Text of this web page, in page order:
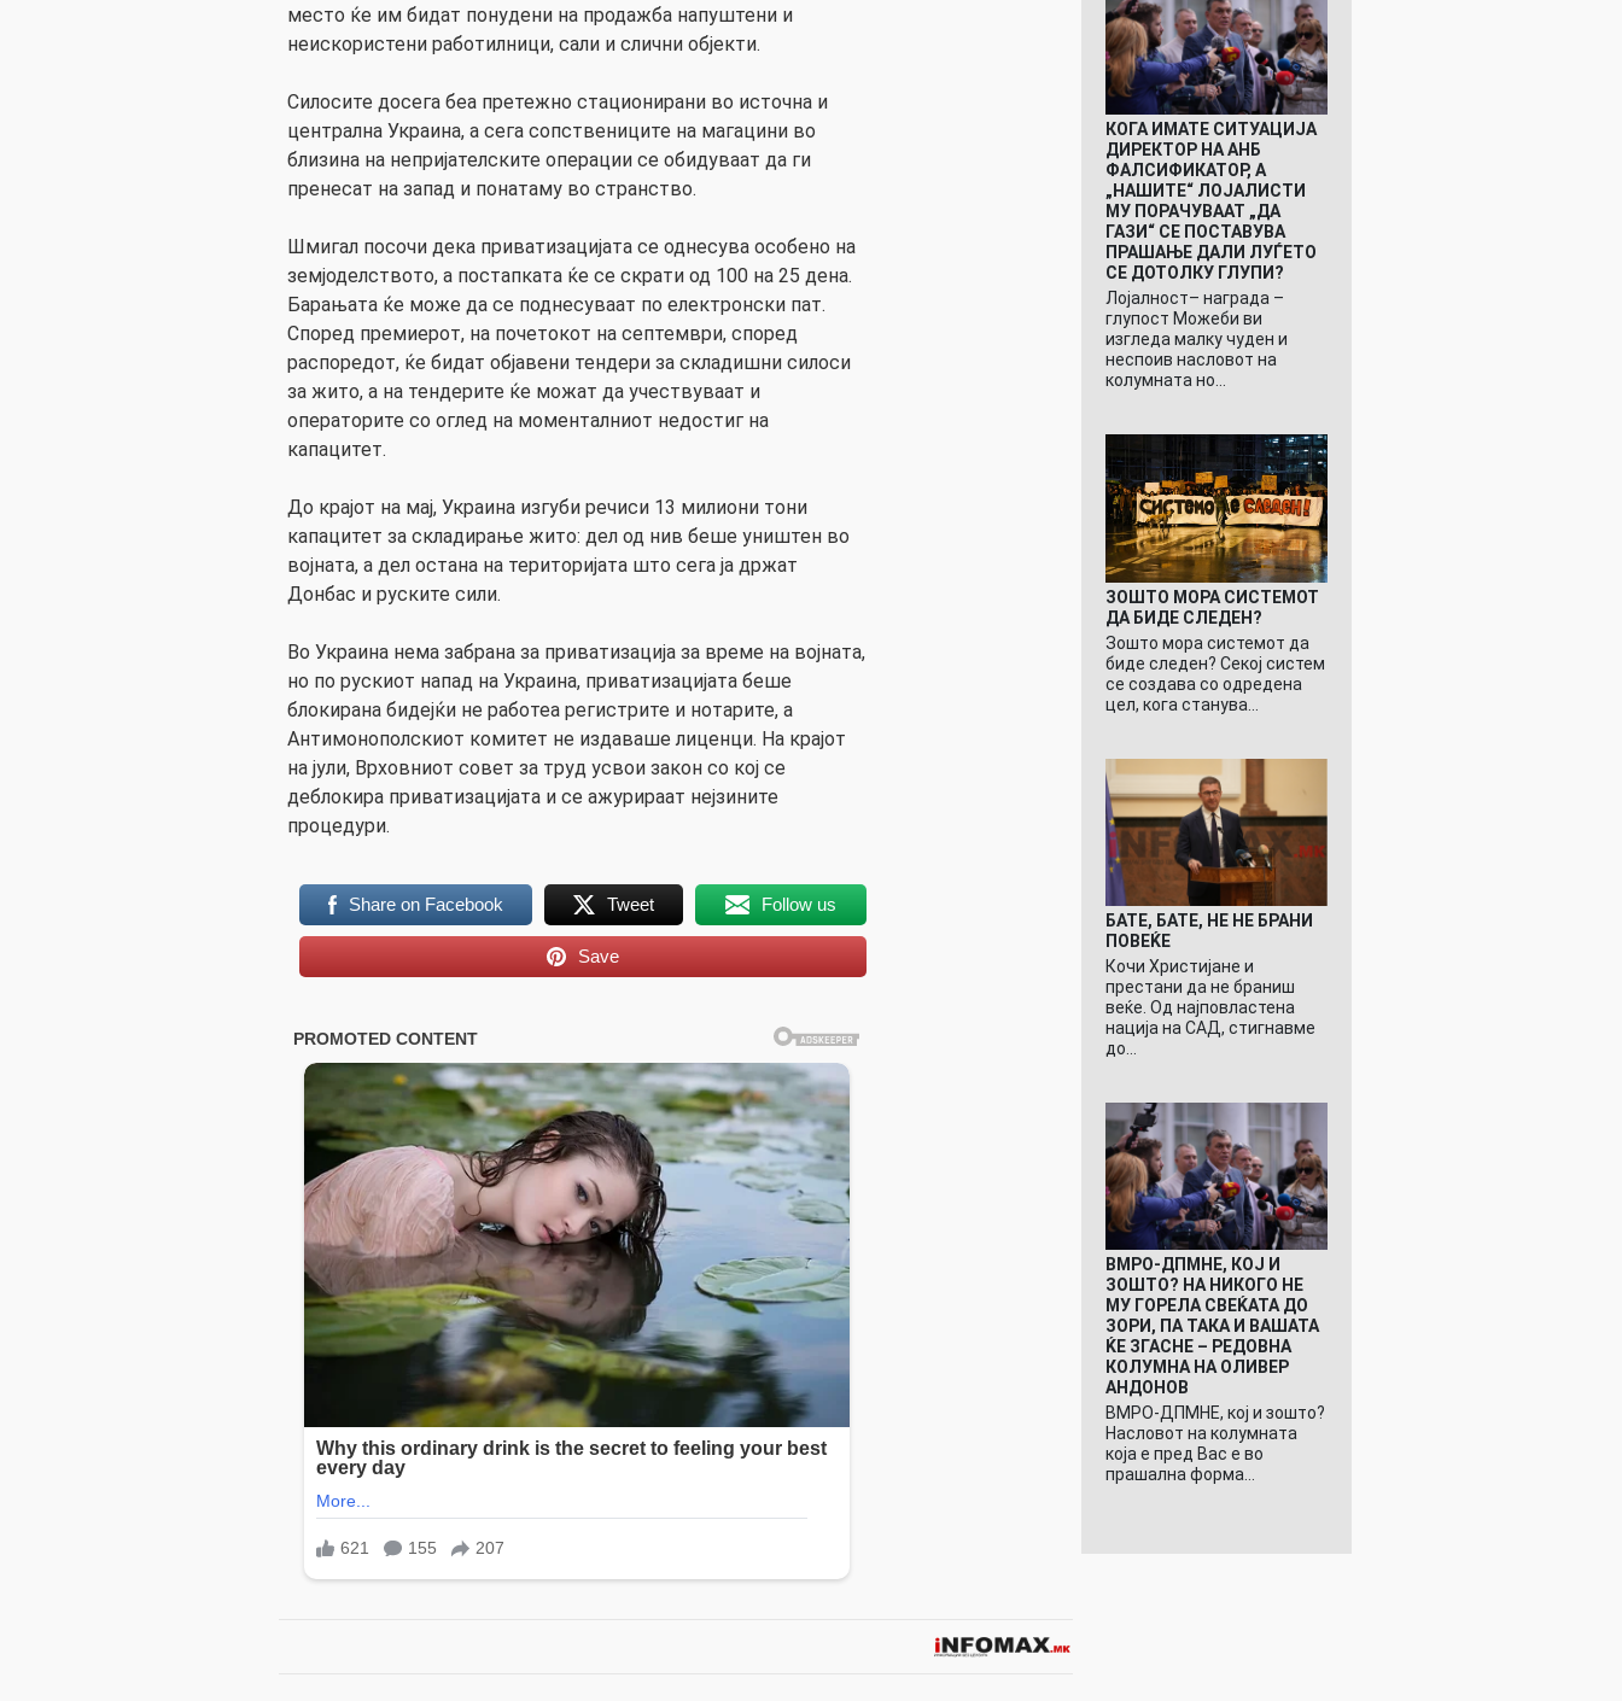
место ќе им бидат понудени на продажба напуштени и
неискористени работилници, сали и слични објекти.
Силосите досега беа претежно стационирани во источна и
централна Украина, а сега сопствениците на магацини во
близина на непријателските операции се обидуваат да ги
пренесат на запад и понатаму во странство.
Шмигал посочи дека приватизацијата се однесува особено на
земјоделството, а постапката ќе се скрати од 100 на 25 дена.
Барањата ќе може да се поднесуваат по електронски пат.
Според премиерот, на почетокот на септември, според
распоредот, ќе бидат објавени тендери за складишни силоси
за жито, а на тендерите ќе можат да учествуваат и
операторите со оглед на моменталниот недостиг на
капацитет.
До крајот на мај, Украина изгуби речиси 13 милиони тони
капацитет за складирање жито: дел од нив беше уништен во
војната, а дел остана на територијата што сега ја држат
Донбас и руските сили.
Во Украина нема забрана за приватизација за време на војната,
но по рускиот напад на Украина, приватизацијата беше
блокирана бидејќи не работеа регистрите и нотарите, а
Антимонополскиот комитет не издаваше лиценци. На крајот
на јули, Врховниот совет за труд усвои закон со кој се
деблокира приватизацијата и се ажурираат нејзините
процедури.
Share on Facebook Tweet Follow us
Save
КОГА ИМАТЕ СИТУАЦИЈА
ДИРЕКТОР НА АНБ
ФАЛСИФИКАТОР, А
„НАШИТЕ“ ЛОЈАЛИСТИ
МУ ПОРАЧУВААТ „ДА
ГАЗИ“ СЕ ПОСТАВУВА
ПРАШАЊЕ ДАЛИ ЛУЃЕТО
СЕ ДОТОЛКУ ГЛУПИ?
Лојалност– награда –
глупост Можеби ви
изгледа малку чуден и
неспоив насловот на
колумната но…
ЗОШТО МОРА СИСТЕМОТ
ДА БИДЕ СЛЕДЕН?
Зошто мора системот да
биде следен? Секој систем
се создава со одредена
цел, кога станува…
БАТЕ, БАТЕ, НЕ НЕ БРАНИ
ПОВЕЌЕ
Кочи Христијане и
престани да не браниш
веќе. Од најповластена
нација на САД, стигнавме
до…
ВМРО-ДПМНЕ, КОЈ И
ЗОШТО? НА НИКОГО НЕ
МУ ГОРЕЛА СВЕЌАТА ДО
ЗОРИ, ПА ТАКА И ВАШАТА
ЌЕ ЗГАСНЕ – РЕДОВНА
КОЛУМНА НА ОЛИВЕР
АНДОНОВ
ВМРО-ДПМНЕ, кој и зошто?
Насловот на колумната
која е пред Вас е во
прашална форма…